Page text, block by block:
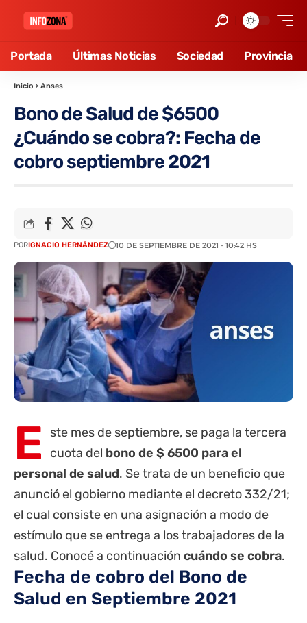
Portada Últimas Noticias Sociedad Provincia
Inicio › Anses
Bono de Salud de $6500
¿Cuándo se cobra?: Fecha de
cobro septiembre 2021
PORIGNACIO HERNÁNDEZ 10 DE SEPTIEMBRE DE 2021 - 10:42 HS
E
ste mes de septiembre, se paga la tercera
cuota del bono de $ 6500 para el
personal de salud. Se trata de un beneficio que
anunció el gobierno mediante el decreto 332/21;
el cual consiste en una asignación a modo de
estímulo que se entrega a los trabajadores de la
salud. Conocé a continuación cuándo se cobra.
Fecha de cobro del Bono de
Salud en Septiembre 2021